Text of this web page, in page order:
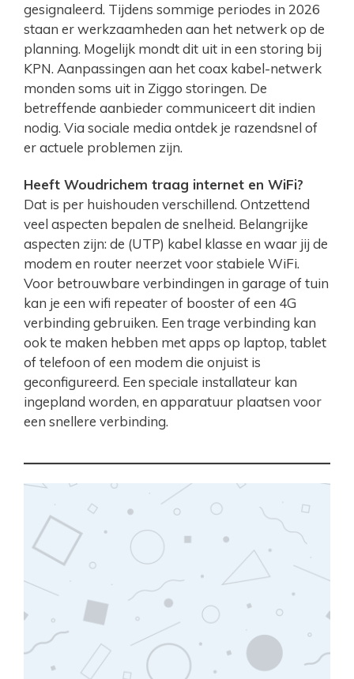
gesignaleerd. Tijdens sommige periodes in 2026
staan er werkzaamheden aan het netwerk op de
planning. Mogelijk mondt dit uit in een storing bij
KPN. Aanpassingen aan het coax kabel-netwerk
monden soms uit in Ziggo storingen. De
betreffende aanbieder communiceert dit indien
nodig. Via sociale media ontdek je razendsnel of
er actuele problemen zijn.
Heeft Woudrichem traag internet en WiFi?
Dat is per huishouden verschillend. Ontzettend
veel aspecten bepalen de snelheid. Belangrijke
aspecten zijn: de (UTP) kabel klasse en waar jij de
modem en router neerzet voor stabiele WiFi.
Voor betrouwbare verbindingen in garage of tuin
kan je een wifi repeater of booster of een 4G
verbinding gebruiken. Een trage verbinding kan
ook te maken hebben met apps op laptop, tablet
of telefoon of een modem die onjuist is
geconfigureerd. Een speciale installateur kan
ingepland worden, en apparatuur plaatsen voor
een snellere verbinding.